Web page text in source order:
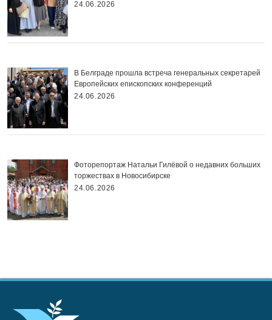
24.06.2026
В Белграде прошла встреча генеральных секретарей
Европейских епископских конференций
24.06.2026
Фоторепортаж Натальи Гилёвой о недавних больших
торжествах в Новосибирске
24.06.2026